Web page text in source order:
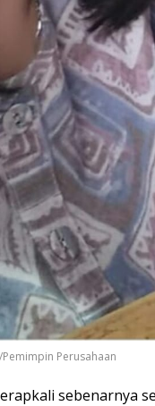
Perusahaan
sebenarnya